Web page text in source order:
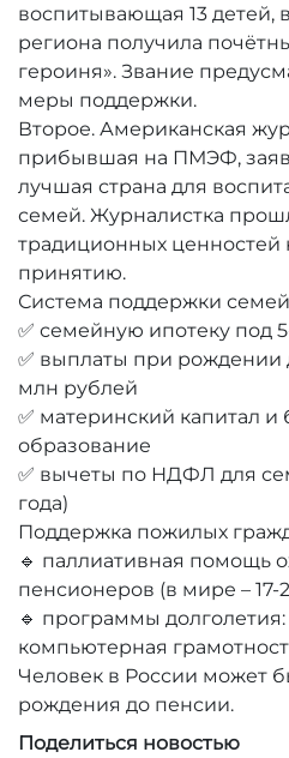
воспитывающая 13 детей,
региона получила
героиня». Звание
меры поддержки.
Второе. Американская
прибывшая на ПМЭФ,
лучшая страна для
семей. Журналистка
традиционных ценностей
принятию.
Система поддержки
✅ семейную ипотеку под
✅ выплаты при рождении
млн рублей
✅ материнский капитал
образование
✅ вычеты по НДФЛ для
года)
Поддержка пожилых
🔹 паллиативная помощь
пенсионеров (в мире – 17-
🔹 программы
компьютерная
Человек в России может
рождения до пенсии.
Поделиться новостью